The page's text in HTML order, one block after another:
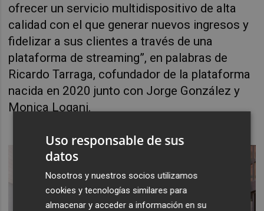
ofrecer un servicio multidispositivo de alta
calidad con el que generar nuevos ingresos y
fidelizar a sus clientes a través de una
plataforma de streaming”, en palabras de
Ricardo Tarraga, cofundador de la plataforma
nacida en 2020 junto con Jorge González y
Monica Logani.
Uso responsable de sus
datos
Nosotros y nuestros socios utilizamos
cookies y tecnologías similares para
almacenar y acceder a información en su